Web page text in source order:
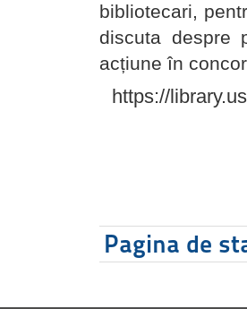
bibliotecari,
discuta despre
acțiune în
https://
Pagina de